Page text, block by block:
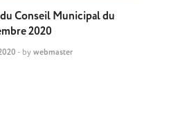
Conseil Municipal du
2020
- by webmaster